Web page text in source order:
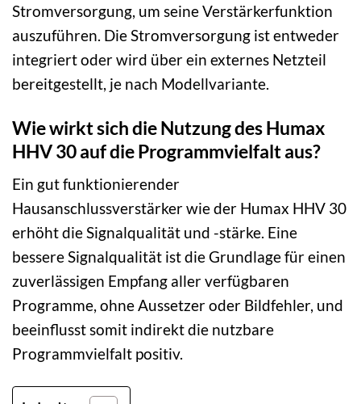
Stromversorgung, um seine Verstärkerfunktion
auszuführen. Die Stromversorgung ist entweder
integriert oder wird über ein externes Netzteil
bereitgestellt, je nach Modellvariante.
Wie wirkt sich die Nutzung des Humax
HHV 30 auf die Programmvielfalt aus?
Ein gut funktionierender
Hausanschlussverstärker wie der Humax HHV 30
erhöht die Signalqualität und -stärke. Eine
bessere Signalqualität ist die Grundlage für einen
zuverlässigen Empfang aller verfügbaren
Programme, ohne Aussetzer oder Bildfehler, und
beeinflusst somit indirekt die nutzbare
Programmvielfalt positiv.